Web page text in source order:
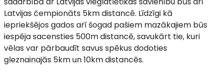
Latvijas čempionāts 5km distancē. Līdzīgi kā
iepriekšējos gados arī šogad pašiem mazākajiem būs
iespēja sacensties 500m distancē, savukārt tie, kuri
vēlas var pārbaudīt savus spēkus dodoties
gleznainajās 5km un 10km distancēs.